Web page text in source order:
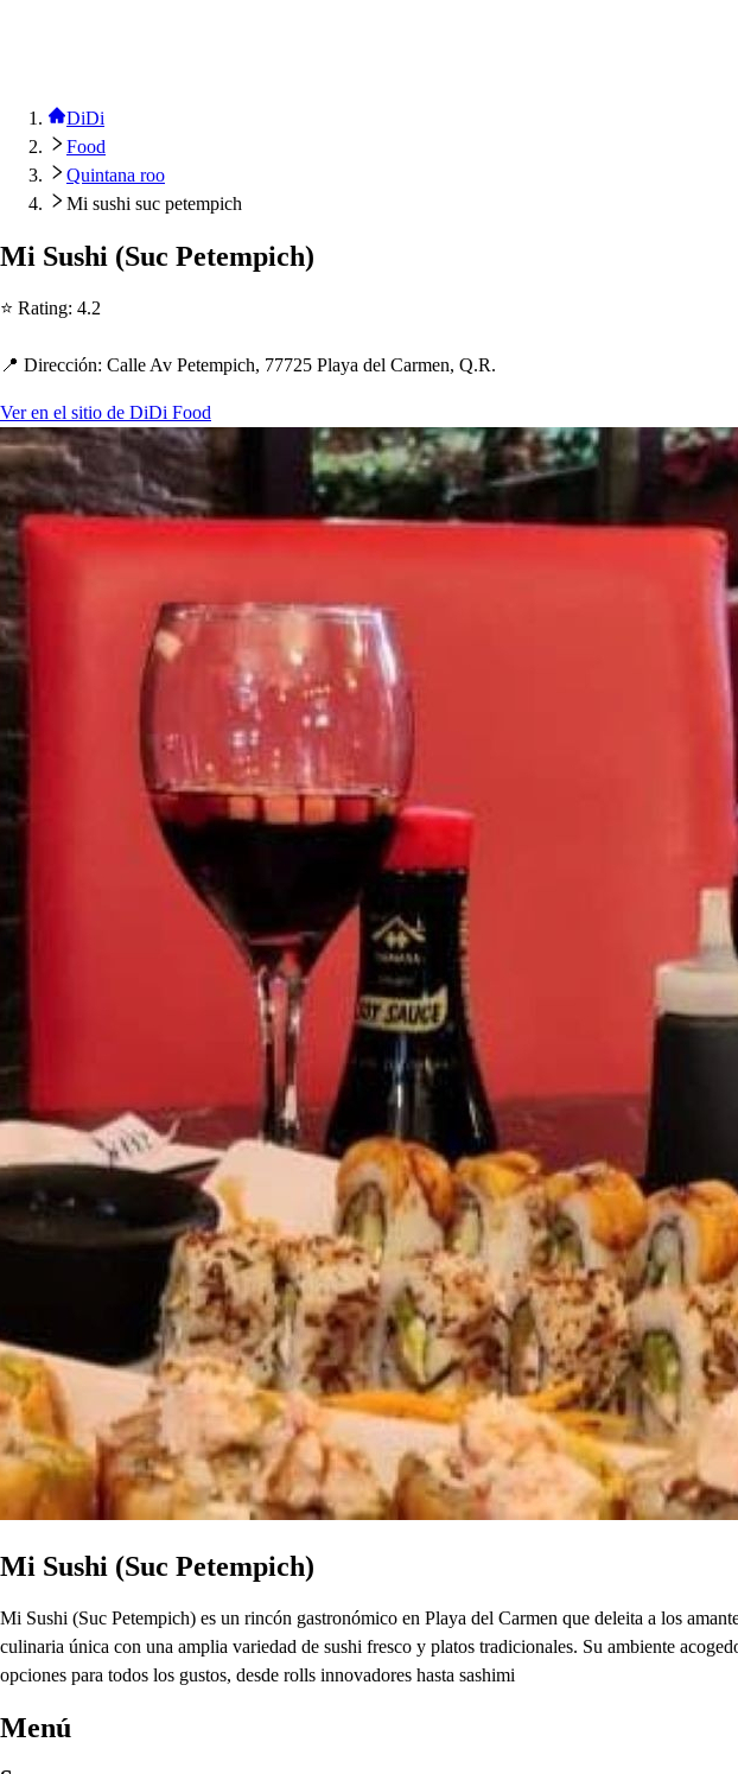
DiDi
Food
Quintana roo
Mi sushi suc petempich
Mi Sushi (Suc Petempich)
⭐ Rating: 4.2
📍 Dirección: Calle Av Petempich, 77725 Playa del Carmen, Q.R.
Ver en el sitio de DiDi Food
Mi Sushi (Suc Petempich)
Mi Sushi (Suc Petempich) es un rincón gastronómico en Playa del Carmen que deleita a los
culinaria única con una amplia variedad de sushi fresco y platos tradicionales. Su ambiente
opciones para todos los gustos, desde rolls innovadores hasta sashimi
Menú